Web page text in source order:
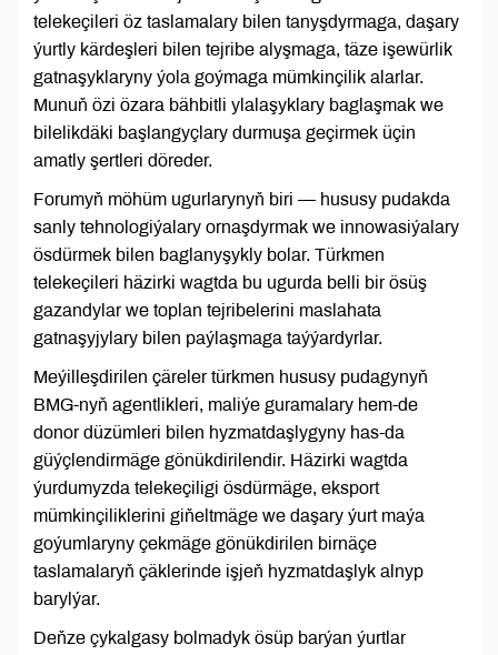
telekeçileri öz taslamalary bilen tanyşdyrmaga, daşary
ýurtly kärdeşleri bilen tejribe alyşmaga, täze işewürlik
gatnaşyklaryny ýola goýmaga mümkinçilik alarlar.
Munuň özi özara bähbitli ylalaşyklary baglaşmak we
bilelikdäki başlangyçlary durmuşa geçirmek üçin
amatly şertleri döreder.
Forumyň möhüm ugurlarynyň biri — hususy pudakda
sanly tehnologiýalary ornaşdyrmak we innowasiýalary
ösdürmek bilen baglanyşykly bolar. Türkmen
telekeçileri häzirki wagtda bu ugurda belli bir ösüş
gazandylar we toplan tejribelerini maslahata
gatnaşyjylary bilen paýlaşmaga taýýardyrlar.
Meýilleşdirilen çäreler türkmen hususy pudagynyň
BMG-nyň agentlikleri, maliýe guramalary hem-de
donor düzümleri bilen hyzmatdaşlygyny has-da
güýçlendirmäge gönükdirilendir. Häzirki wagtda
ýurdumyzda telekeçiligi ösdürmäge, eksport
mümkinçiliklerini giňeltmäge we daşary ýurt maýa
goýumlaryny çekmäge gönükdirilen birnäçe
taslamalaryň çäklerinde işjeň hyzmatdaşlyk alnyp
barylýar.
Deňze çykalgasy bolmadyk ösüp barýan ýurtlar